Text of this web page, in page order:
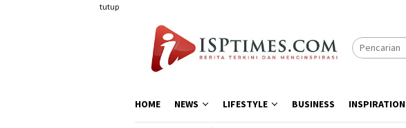
tutup
HOME NEWS LIFESTYLE BUSINESS INSPIRATION